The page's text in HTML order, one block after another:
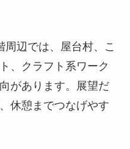
周辺では、屋台村、こ
、クラフト系ワーク
があります。展望だ
休憩までつなげやす